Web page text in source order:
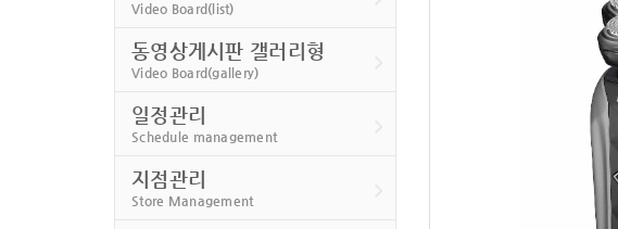
Video Board(list)
동영상게시판 갤러리형
Video Board(gallery)
일정관리
Schedule management
지점관리
Store Management